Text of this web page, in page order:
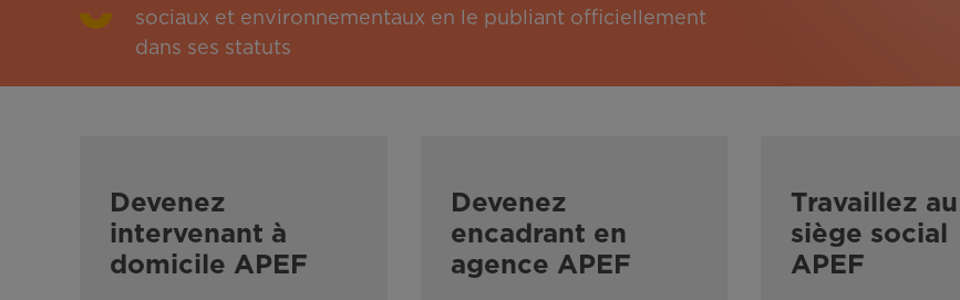
sociaux et environnementaux en le publiant officiellement
dans ses statuts
Devenez
intervenant à
domicile APEF
Devenez
encadrant en
agence APEF
Travaillez au
siège social
APEF